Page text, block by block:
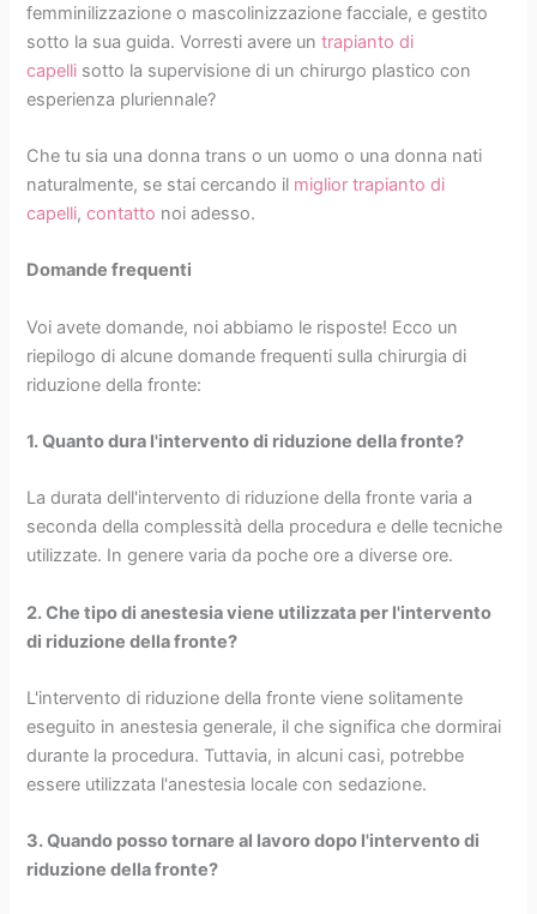
femminilizzazione o mascolinizzazione facciale, e gestito
sotto la sua guida. Vorresti avere untrapianto di
capelli sotto la supervisione di un chirurgo plastico con
esperienza pluriennale?
Che tu sia una donna trans o un uomo o una donna nati
naturalmente, se stai cercando il miglior trapianto di
capelli,contatto noi adesso.
Domande frequenti
Voi avete domande, noi abbiamo le risposte! Ecco un
riepilogo di alcune domande frequenti sulla chirurgia di
riduzione della fronte:
1. Quanto dura l'intervento di riduzione della fronte?
La durata dell'intervento di riduzione della fronte varia a
seconda della complessità della procedura e delle tecniche
utilizzate. In genere varia da poche ore a diverse ore.
2. Che tipo di anestesia viene utilizzata per l'intervento
di riduzione della fronte?
L'intervento di riduzione della fronte viene solitamente
eseguito in anestesia generale, il che significa che dormirai
durante la procedura. Tuttavia, in alcuni casi, potrebbe
essere utilizzata l'anestesia locale con sedazione.
3. Quando posso tornare al lavoro dopo l'intervento di
riduzione della fronte?